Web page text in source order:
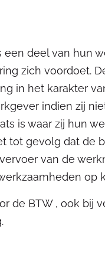
deel van hun
zich voordoet.
in het karakter
indien zij
is waar zij hun
tot gevolg dat de
van de
op
de BTW , ook bij